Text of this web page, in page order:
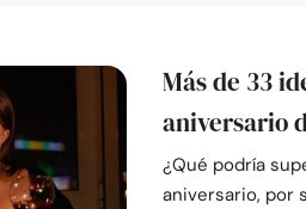
Más de 33
aniversario
¿Qué podría
aniversario, por